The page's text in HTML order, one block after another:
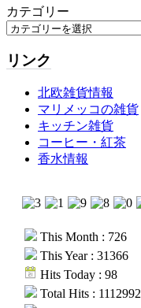
カテゴリー
リンク
北欧雑貨情報
マリメッコの雑貨
キッチン雑貨
コーヒー・紅茶
香水情報
This Month : 726
This Year : 31366
Hits Today : 98
Total Hits : 1112992